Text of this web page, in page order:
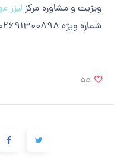
ویزیت و مشاوره مرکز لیزر
شماره ویژه 02691300898 تماس حاصل فرمایید.
55